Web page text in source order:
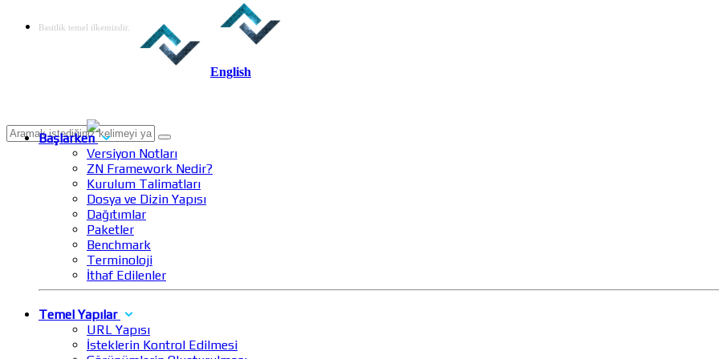
Basitlik temel ilkemizdir.
English
Başlarken
Versiyon Notları
ZN Framework Nedir?
Kurulum Talimatları
Dosya ve Dizin Yapısı
Dağıtımlar
Paketler
Benchmark
Terminoloji
İthaf Edilenler
Temel Yapılar
URL Yapısı
İsteklerin Kontrol Edilmesi